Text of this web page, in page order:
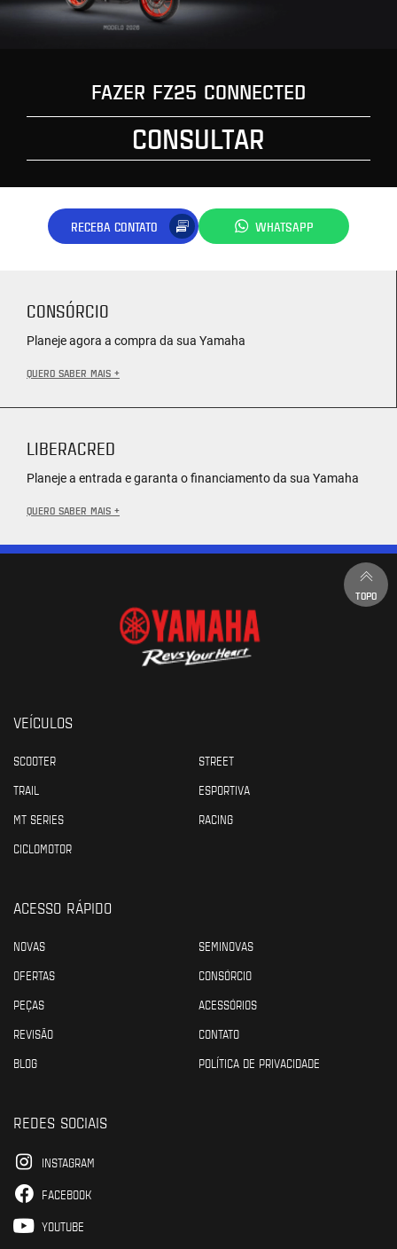
FAZER FZ25 CONNECTED
CONSULTAR
RECEBA CONTATO WHATSAPP
CONSÓRCIO
Planeje agora a compra da sua Yamaha
QUERO SABER MAIS +
LIBERACRED
Planeje a entrada e garanta o financiamento da sua Yamaha
QUERO SABER MAIS +
TOPO
VEÍCULOS
SCOOTER
STREET
TRAIL
ESPORTIVA
MT SERIES
RACING
CICLOMOTOR
ACESSO RÁPIDO
NOVAS
SEMINOVAS
OFERTAS
CONSÓRCIO
PEÇAS
ACESSÓRIOS
REVISÃO
CONTATO
BLOG
POLÍTICA DE PRIVACIDADE
REDES SOCIAIS
INSTAGRAM
FACEBOOK
YOUTUBE